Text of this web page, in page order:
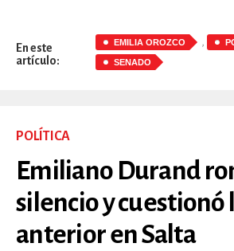
En este
artículo:
EMILIA OROZCO ,
SENADO
POLÍTICA
Emiliano Durand
silencio y cuestionó
anterior en Salta